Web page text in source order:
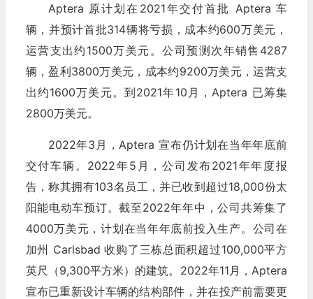
Aptera 原计划在2021年交付首批 Aptera 车
辆，并预计首批314辆将亏损，成本约600万美元，
运营支出约1500万美元。公司预测次年销售4287
辆，盈利3800万美元，成本约9200万美元，运营支
出约1600万美元。到2021年10月，Aptera 已筹集
2800万美元。
2022年3月，Aptera 宣布仍计划在当年年底前
交付车辆。2022年5月，公司发布2021年年度报
告，称其拥有103名员工，并已收到超过18,000份太
阳能电动车预订。截至2022年年中，公司共筹集了
4000万美元，计划在当年年底前投入生产。公司在
加州 Carlsbad 收购了三栋总面积超过100,000平方
英尺（9,300平方米）的建筑。2022年11月，Aptera
宣布已重新设计车辆的结构部件，并在投产前需要更